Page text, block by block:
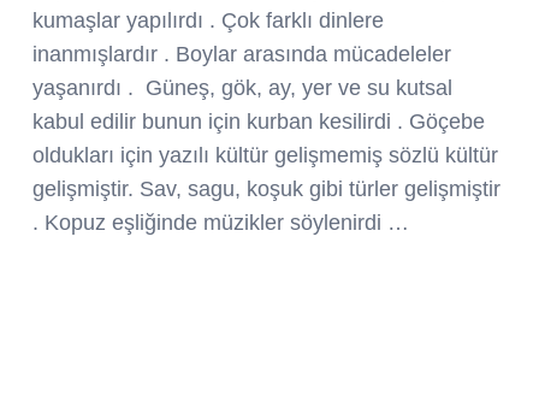
kumaşlar yapılırdı . Çok farklı dinlere
inanmışlardır . Boylar arasında mücadeleler
yaşanırdı . Güneş, gök, ay, yer ve su kutsal
kabul edilir bunun için kurban kesilirdi . Göçebe
oldukları için yazılı kültür gelişmemiş sözlü kültür
gelişmiştir. Sav, sagu, koşuk gibi türler gelişmiştir
. Kopuz eşliğinde müzikler söylenirdi …